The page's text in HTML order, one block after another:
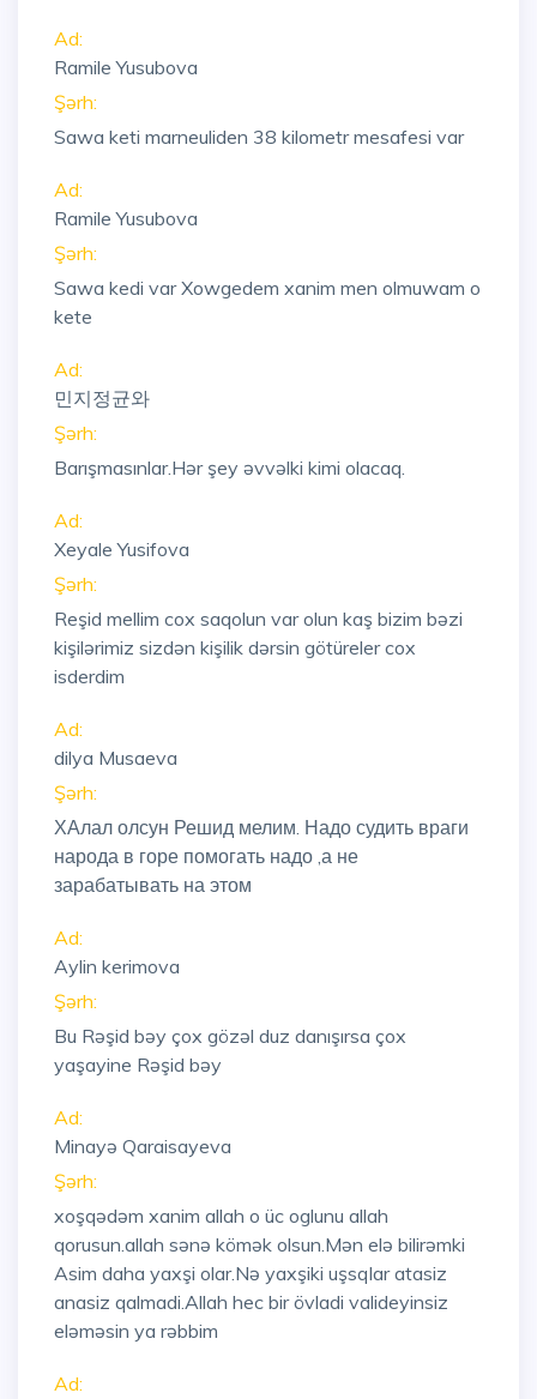
Ad:
Ramile Yusubova
Şərh:
Sawa keti marneuliden 38 kilometr mesafesi var
Ad:
Ramile Yusubova
Şərh:
Sawa kedi var Xowgedem xanim men olmuwam o
kete
Ad:
민지정균와
Şərh:
Barışmasınlar.Hər şey əvvəlki kimi olacaq.
Ad:
Xeyale Yusifova
Şərh:
Reşid mellim cox saqolun var olun kaş bizim bəzi
kişilərimiz sizdən kişilik dərsin götüreler cox
isderdim
Ad:
dilya Musaeva
Şərh:
ХАлал олсун Решид мелим. Надо судить враги
народа в горе помогать надо ,а не
зарабатывать на этом
Ad:
Aylin kerimova
Şərh:
Bu Rəşid bəy çox gözəl duz danışırsa çox
yaşayine Rəşid bəy
Ad:
Minayə Qaraisayeva
Şərh:
xoşqədəm xanim allah o üc oglunu allah
qorusun.allah sənə kömək olsun.Mən elə bilirəmki
Asim daha yaxşi olar.Nə yaxşiki uşsqlar atasiz
anasiz qalmadi.Allah hec bir övladi valideyinsiz
eləməsin ya rəbbim
Ad: